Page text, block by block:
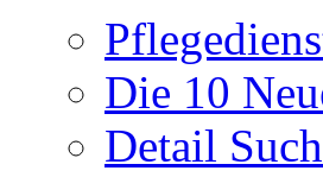
Die 10
Detail